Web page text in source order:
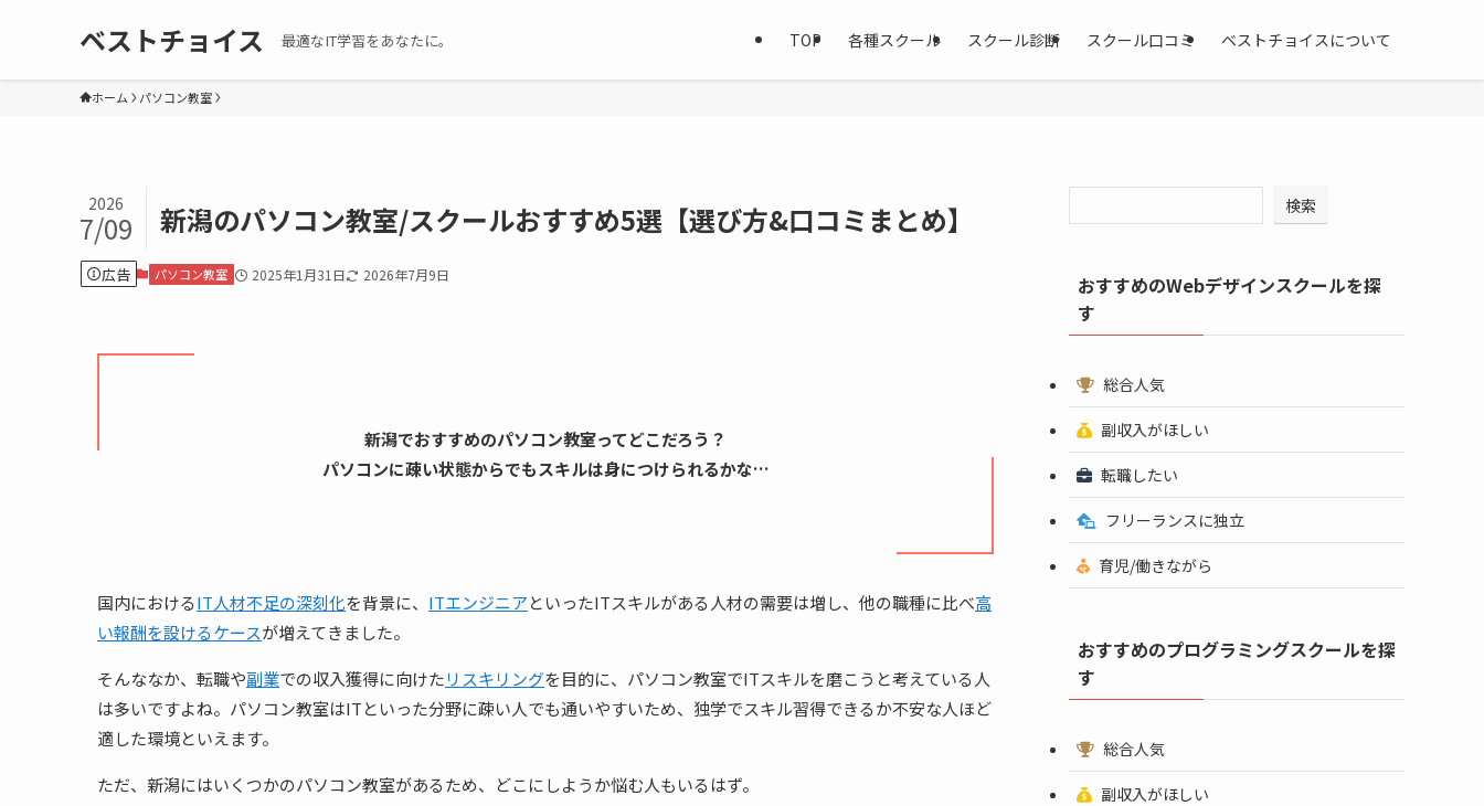
ベストチョイス 最適なIT学習をあなたに。 TOP 各種スクール スクール診断 スクール口コミ ベストチョイスについて
ホーム パソコン教室
新潟のパソコン教室/スクールおすすめ5選【選び方&口コミまとめ】
2026
7/09
広告 パソコン教室 2025年1月31日 2026年7月9日
新潟でおすすめのパソコン教室ってどこだろう？
パソコンに疎い状態からでもスキルは身につけられるかな…
国内におけるIT人材不足の深刻化を背景に、 ITエンジニアといったITスキルがある人材の需要は増し、他の職種に比べ高
い報酬を設けるケースが増えてきました。
そんななか、転職や副業での収入獲得に向けたリスキリングを目的に、パソコン教室でITスキルを磨こうと考えている人
は多いですよね。パソコン教室はITといった分野に疎い人でも通いやすいため、独学でスキル習得できるか不安な人ほど
適した環境といえます。
ただ、新潟にはいくつかのパソコン教室があるため、どこにしようか悩む人もいるはず。
検索
おすすめのWebデザインスクールを探
す
総合人気
副収入がほしい
転職したい
フリーランスに独立
育児/働きながら
おすすめのプログラミングスクールを探
す
総合人気
副収入がほしい